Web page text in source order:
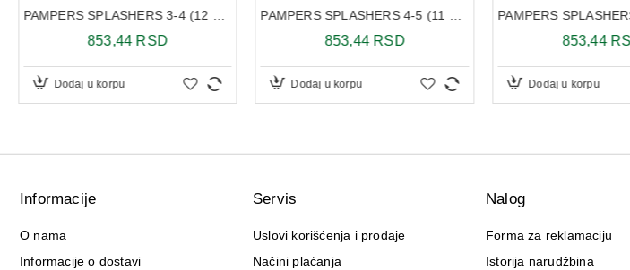
PAMPERS SPLASHERS 3-4 (12 KOMADA)
853,44 RSD
Dodaj u korpu
PAMPERS SPLASHERS 4-5 (11 KOMADA)
853,44 RSD
Dodaj u korpu
853,44
Dodaj u korpu
Informacije
O nama
Informacije o dostavi
Servis
Uslovi korišćenja i prodaje
Načini plaćanja
Nalog
Forma za reklamaciju
Istorija narudžbina